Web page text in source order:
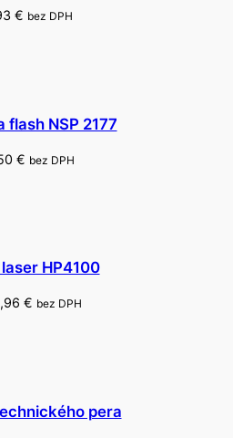
€ bez DPH
flash NSP 2177
€ bez DPH
HP4100
€ bez DPH
pera